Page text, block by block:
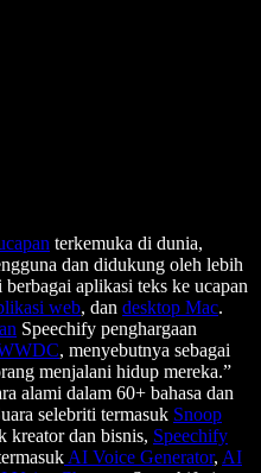
terkemuka di dunia,
dan didukung oleh lebih
aplikasi teks ke ucapan
web, dan desktop Mac.
Speechify penghargaan
, menyebutnya sebagai
menjalani hidup mereka.”
alami dalam 60+ bahasa dan
selebriti termasuk Snoop
kreator dan bisnis, Speechify
AI Voice Generator, AI